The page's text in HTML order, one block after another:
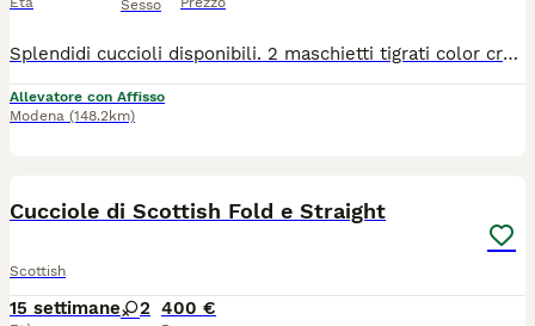
Sesso
Splendidi cuccioli disponibili. 2 maschietti tigrati color crema 2 femminucce grigie bicolo (una femmina con solo una macchietta sulla zampa) 2 femminucce tigrate 1 femminuccia tigrata bicolor (una macchia sulla fronte) Possibilità di consegna dopo le ferie Prezzo simbolico per mandare avanti l’annuncio, verrà tutto spiegato via chat Rispondo su whatsapp al numero 3485174507
Allevatore con Affisso
Modena (148.2km)
Cucciole di Scottish Fold e Straight
Scottish
15 settimane 2 400 €